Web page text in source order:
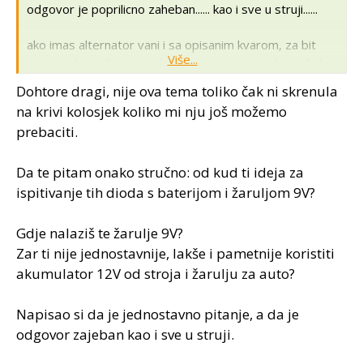
odgovor je poprilicno zaheban...... kao i sve u struji......
ako imas alternator vani i sa opisanim kvarom, za bit
siguran da je alternator kao tvoj ispravan, ja bi svakako
su to diode snage, njih ne bi kontrolirao samo sa
multimetrom na podrucju za mjerenje poluvodica, vec
sa baterijom 9V i sijalicom...... jer nekako mi stvarno
diode......
diode koje se koriste u alternatorima imaju veliki
napon proboja.....
Više...
Dohtore dragi, nije ova tema toliko čak ni skrenula
na krivi kolosjek koliko mi nju još možemo
prebaciti.
Da te pitam onako stručno: od kud ti ideja za
ispitivanje tih dioda s baterijom i žaruljom 9V?
Gdje nalaziš te žarulje 9V?
Zar ti nije jednostavnije, lakše i pametnije koristiti
akumulator 12V od stroja i žarulju za auto?
Napisao si da je jednostavno pitanje, a da je
odgovor zajeban kao i sve u struji.